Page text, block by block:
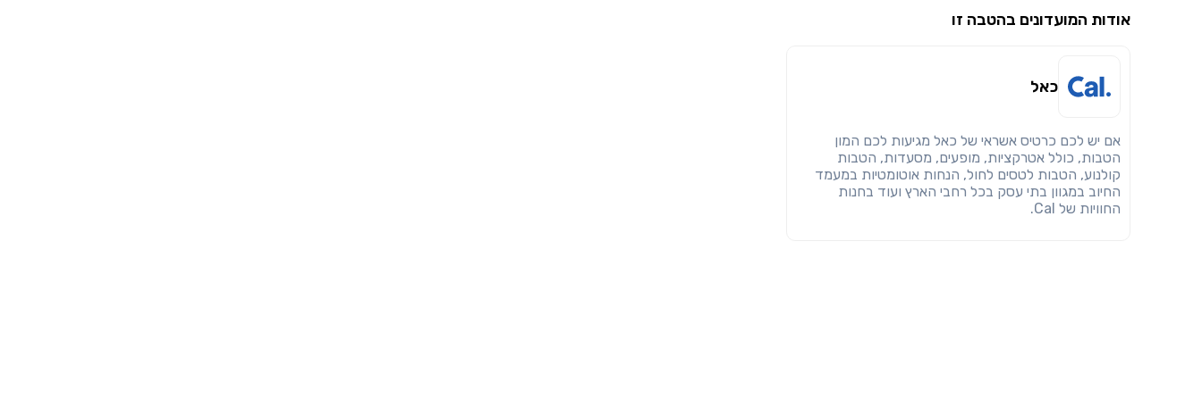
אודות המועדונים בהטבה זו
כאל
אם יש לכם כרטיס אשראי של כאל מגיעות לכם המון
הטבות, כולל אטרקציות, מופעים, מסעדות, הטבות
קולנוע, הטבות לטסים לחול, הנחות אוטומטיות במעמד
החיוב במגוון בתי עסק בכל רחבי הארץ ועוד בחנות
החוויות של Cal.